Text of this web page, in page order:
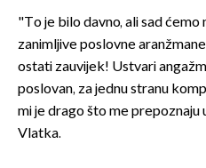
"To je bilo davno, ali sad
zanimljive poslovne
ostati zauvijek! Ustvari
poslovan, za jednu stranu
mi je drago što me
Vlatka.